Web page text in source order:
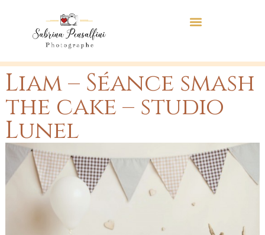
Liam – Séance smash
the cake – studio
Lunel